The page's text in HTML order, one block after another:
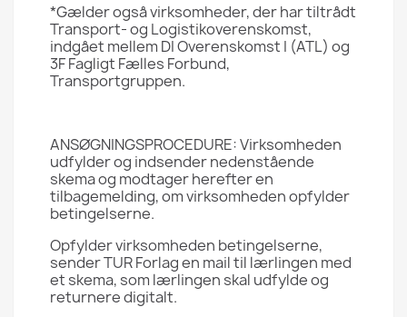
*Gælder også virksomheder, der har tiltrådt
Transport- og Logistikoverenskomst,
indgået mellem DI Overenskomst I (ATL) og
3F Fagligt Fælles Forbund,
Transportgruppen.
ANSØGNINGSPROCEDURE: Virksomheden
udfylder og indsender nedenstående
skema og modtager herefter en
tilbagemelding, om virksomheden opfylder
betingelserne.
Opfylder virksomheden betingelserne,
sender TUR Forlag en mail til lærlingen med
et skema, som lærlingen skal udfylde og
returnere digitalt.